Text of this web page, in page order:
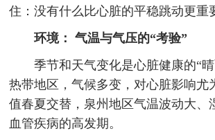
住：没有什么比心脏的平稳跳动更重
环境： 气温与气压的“考验”
季节和天气变化是心脏健康的“
热带地区，气候多变，对心脏影响尤
值春夏交替，泉州地区气温波动大、
血管疾病的高发期。